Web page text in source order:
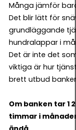
Många jämför
Det blir lätt för
grundläggande
hundralappar i
Det är inte det
viktiga är hur
brett utbud
Om banken tar 1
timmar i